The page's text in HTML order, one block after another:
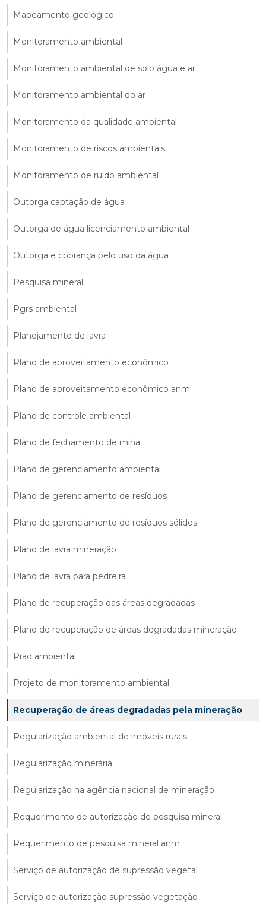
Mapeamento geológico
Monitoramento ambiental
Monitoramento ambiental de solo água e ar
Monitoramento ambiental do ar
Monitoramento da qualidade ambiental
Monitoramento de riscos ambientais
Monitoramento de ruído ambiental
Outorga captação de água
Outorga de água licenciamento ambiental
Outorga e cobrança pelo uso da água
Pesquisa mineral
Pgrs ambiental
Planejamento de lavra
Plano de aproveitamento econômico
Plano de aproveitamento econômico anm
Plano de controle ambiental
Plano de fechamento de mina
Plano de gerenciamento ambiental
Plano de gerenciamento de resíduos
Plano de gerenciamento de resíduos sólidos
Plano de lavra mineração
Plano de lavra para pedreira
Plano de recuperação das áreas degradadas
Plano de recuperação de áreas degradadas mineração
Prad ambiental
Projeto de monitoramento ambiental
Recuperação de áreas degradadas pela mineração
Regularização ambiental de imóveis rurais
Regularização minerária
Regularização na agência nacional de mineração
Requerimento de autorização de pesquisa mineral
Requerimento de pesquisa mineral anm
Serviço de autorização de supressão vegetal
Serviço de autorização supressão vegetação